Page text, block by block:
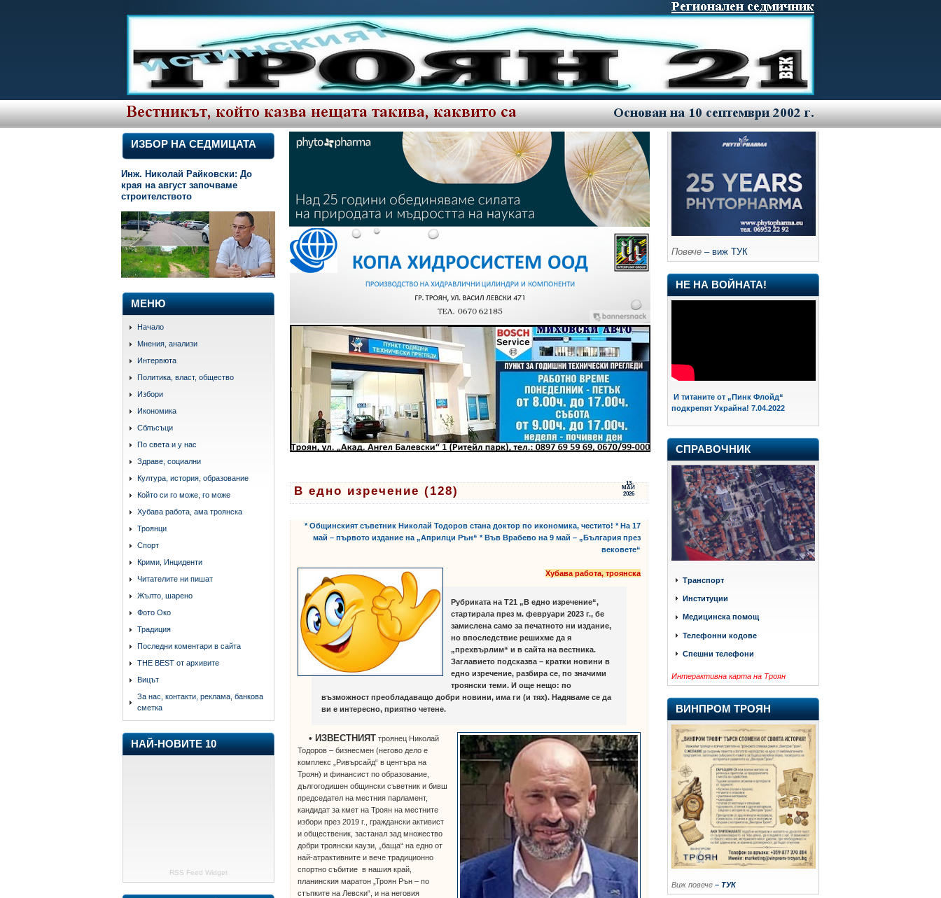
ИЗБОР НА СЕДМИЦАТА
Инж. Николай Райковски: До
края на август започваме
строителството
МЕНЮ
Начало
Мнения, анализи
Интервюта
Политика, власт, общество
Избори
Икономика
Сблъсъци
По света и у нас
Здраве, социални
Култура, история, образование
Който си го може, го може
Хубава работа, ама троянска
Троянци
Спорт
Крими, Инциденти
Читателите ни пишат
Жълто, шарено
Фото Око
Традиция
Последни коментари в сайта
THE BEST от архивите
Вицът
За нас, контакти, реклама, банкова
сметка
НАЙ-НОВИТЕ 10
RSS Feed Widget
13
МАЙ
2026
В едно изречение (128)
* Общинският съветник Николай Тодоров стана доктор по икономика, честито! * На 17
май – първото издание на „Априлци Рън“ * Във Врабево на 9 май – „България през
вековете“
Хубава работа, троянска
Рубриката на Т21 „В едно изречение“,
стартирала през м. февруари 2023 г., бе
замислена само за печатното ни издание,
но впоследствие решихме да я
„прехвърлим“ и в сайта на вестника.
Заглавието подсказва – кратки новини в
едно изречение, разбира се, по значими
троянски теми. И още нещо: по
възможност преобладаващо добри новини, има ги (и тях). Надяваме се да
ви е интересно, приятно четене.
•ИЗВЕСТНИЯТ троянец Николай
Тодоров – бизнесмен (негово дело е
комплекс „Ривърсайд“ в центъра на
Троян) и финансист по образование,
дългогодишен общински съветник и бивш
председател на местния парламент,
кандидат за кмет на Троян на местните
избори през 2019 г., граждански активист
и общественик, застанал зад множество
добри троянски каузи, „баща“ на едно от
най-атрактивните и вече традиционно
спортно събитие в нашия край,
планинския маратон „Троян Рън – по
стъпките на Левски“, и на неговия
Повече – виж ТУК
НЕ НА ВОЙНАТА!
И титаните от „Пинк Флойд“
подкрепят Украйна! 7.04.2022
СПРАВОЧНИК
Транспорт
Институции
Медицинска помощ
Телефонни кодове
Спешни телефони
Интерактивна карта на Троян
ВИНПРОМ ТРОЯН
Виж повече – ТУК